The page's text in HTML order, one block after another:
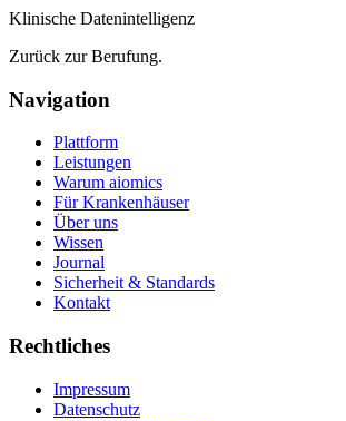
Klinische Datenintelligenz
Zurück zur Berufung.
Navigation
Plattform
Leistungen
Warum aiomics
Für Krankenhäuser
Über uns
Wissen
Journal
Sicherheit & Standards
Kontakt
Rechtliches
Impressum
Datenschutz